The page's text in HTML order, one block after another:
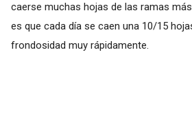
caerse muchas hojas de las ramas
es que cada día se caen una 10/15
frondosidad muy rápidamente.